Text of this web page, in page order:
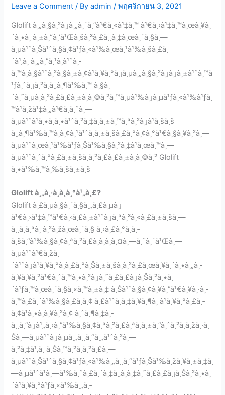
Leave a Comment / Byadmin/พฤศจิกายน 3, 2021
Glolift à¸„à¸§à¸²à¸¡à¸„à¸´à¸”à¹€à¸«à¹‡à¸™ à¹€à¸›à¹‡à¸™à¸œà¸¥à¸
´à¸•à¸ à¸±à¸“à¸‘à¹Œà¸šà¸³à¸£à¸¸à¸‡à¸œà¸´à¸§à¸—
à¸µà¹ˆà¸Šà¹ˆà¸§à¸¢à¹ƒà¸«à¹‰à¸œà¸¹à¹‰à¸šà¸£à¸
´à¹‚à¸ à¸„à¸”à¸¹à¸­à¹ˆà¸­
à¸™à¸à¸§à¹ˆà¸²à¸§à¸±à¸¢à¹à¸¥à¸°à¸¡à¸µà¸„à¸§à¸²à¸¡à¸¡à¸±à¹ˆà¸™à
¹ƒà¸ˆà¸¡à¸²à¸à¸‚à¸¶à¹‰à¸™ à¸§à¸
´à¸˜à¸µà¸à¸²à¸£à¸£à¸±à¸à¸©à¸²à¸™à¸µà¹‰à¸¡à¸µà¹ƒà¸«à¹‰à¹ƒà¸
™à¹à¸žà¹‡à¸„à¹€à¸à¸ˆà¸—
à¸µà¹ˆà¹à¸•à¸à¸•à¹ˆà¸²à¸‡à¸à¸±à¸™à¸ªà¸²à¸¡à¹à¸šà¸š
à¸‚à¸¶à¹‰à¸™à¸­à¸¢à¸¹à¹ˆà¸à¸±à¸šà¸£à¸°à¸¢à¸°à¹€à¸§à¸¥à¸²à¸—
à¸µà¹ˆà¸œà¸¹à¹‰à¹ƒà¸Šà¹‰à¸§à¸²à¸‡à¹à¸œà¸™à¸—
à¸µà¹ˆà¸ˆà¸°à¸£à¸±à¸šà¸à¸²à¸£à¸£à¸±à¸à¸©à¸² Glolift
à¸•à¹‰à¸™à¸‰à¸šà¸±à¸š
Glolift à¸„à¸·à¸­à¸­à¸°à¹„à¸£?
Glolift à¸£à¸µà¸§à¸´à¸§à¸„à¸£à¸µà¸¡
à¹€à¸›à¹‡à¸™à¹€à¸‹à¸£à¸±à¹ˆà¸¡à¸ªà¸³à¸«à¸£à¸±à¸šà¸—
à¸¸à¸à¸ªà¸ à¸²à¸žà¸œà¸´à¸§ à¸›à¸£à¸°à¸à¸­
à¸šà¸”à¹‰à¸§à¸¢à¸ªà¸²à¸£à¸­à¸­à¸à¸¤à¸—à¸˜à¸´à¹Œà¸—
à¸µà¹ˆà¹€à¸žà¸
´à¹ˆà¸¡à¹à¸¥à¸°à¸à¸£à¸°à¸Šà¸±à¸šà¸à¸²à¸£à¸œà¸¥à¸´à¸•à¸„à¸­
à¸¥à¸¥à¸²à¹€à¸ˆà¸™à¸•à¸²à¸¡à¸˜à¸£à¸£à¸¡à¸Šà¸²à¸•à¸
´à¹ƒà¸™à¸œà¸´à¸§à¸«à¸™à¸±à¸‡ à¸Šà¹ˆà¸§à¸¢à¸¥à¸”à¹€à¸¥à¸·à¸­
à¸™à¸£à¸´à¹‰à¸§à¸£à¸­à¸¢ à¸£à¹ˆà¸­à¸‡à¸¥à¸¶à¸ à¹à¸¥à¸°à¸£à¸­
à¸¢à¹à¸•à¸à¸¥à¸²à¸¢ à¸ˆà¸¶à¸‡à¸­
à¸¸à¸”à¸¡à¹„à¸›à¸”à¹‰à¸§à¸¢à¸ªà¸²à¸£à¸ªà¸à¸±à¸”à¸ˆà¸²à¸à¸žà¸·à¸
Šà¸—à¸µà¹ˆà¸¡à¸µà¸„à¸¸à¸“à¸„à¹ˆà¸²à¸—
à¸²à¸‡à¹‚à¸ à¸Šà¸™à¸²à¸à¸²à¸£à¸—
à¸µà¹ˆà¸Šà¹ˆà¸§à¸¢à¹ƒà¸«à¹‰à¸„à¸¸à¸“à¹ƒà¸Šà¹‰à¸žà¸¥à¸±à¸‡à¸
—à¸µà¹ˆà¹à¸—à¹‰à¸ˆà¸£à¸´à¸‡à¸‚à¸­à¸‡à¸˜à¸£à¸£à¸¡à¸Šà¸²à¸•à¸
´à¹à¸¥à¸°à¹ƒà¸«à¹‰à¸„à¸­